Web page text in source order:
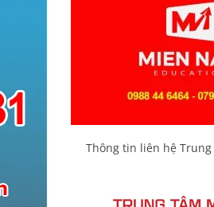
Thông tin liên hệ